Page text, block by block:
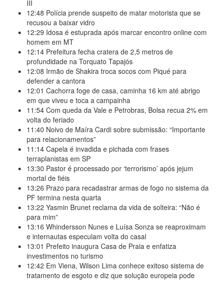
III
12:48 Polícia prende suspeito de matar motorista que se
recusou a baixar vidro
12:29 Idosa é estuprada após marcar encontro online com
homem em MT
12:14 Prefeitura fecha cratera de 2,5 metros de
profundidade na Torquato Tapajós
12:08 Irmão de Shakira troca socos com Piqué para
defender a cantora
12:01 Cachorra foge de casa, caminha 16 km até abrigo
em que viveu e toca a campainha
11:54 Com queda da Vale e Petrobras, Bolsa recua 2% em
volta do feriado
11:40 Noivo de Maíra Cardi sobre submissão: “Importante
para relacionamentos”
11:14 Capela é invadida e pichada com frases
terraplanistas em SP
13:30 Pastor é processado por ‘terrorismo’ após jejum
mortal de fiéis
13:26 Prazo para recadastrar armas de fogo no sistema da
PF termina nesta quarta
13:22 Yasmin Brunet reclama da vida de solteira: “Não é
para mim”
13:16 Whindersson Nunes e Luísa Sonza se reaproximam
e internautas especulam volta do casal
13:01 Prefeito inaugura Casa de Praia e enfatiza
investimentos no turismo
12:42 Em Viena, Wilson Lima conhece exitoso sistema de
tratamento de esgoto e diz que solução europeia pode